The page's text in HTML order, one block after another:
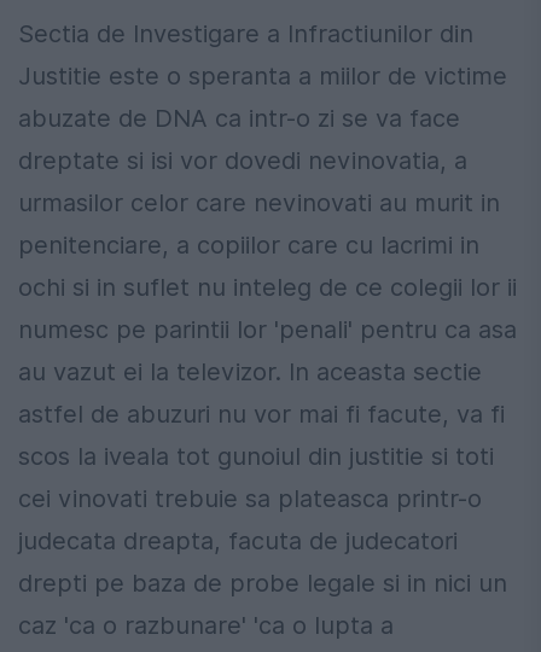
Sectia de Investigare a Infractiunilor din
Justitie este o speranta a miilor de victime
abuzate de DNA ca intr-o zi se va face
dreptate si isi vor dovedi nevinovatia, a
urmasilor celor care nevinovati au murit in
penitenciare, a copiilor care cu lacrimi in
ochi si in suflet nu inteleg de ce colegii lor ii
numesc pe parintii lor 'penali' pentru ca asa
au vazut ei la televizor. In aceasta sectie
astfel de abuzuri nu vor mai fi facute, va fi
scos la iveala tot gunoiul din justitie si toti
cei vinovati trebuie sa plateasca printr-o
judecata dreapta, facuta de judecatori
drepti pe baza de probe legale si in nici un
caz 'ca o razbunare' 'ca o lupta a